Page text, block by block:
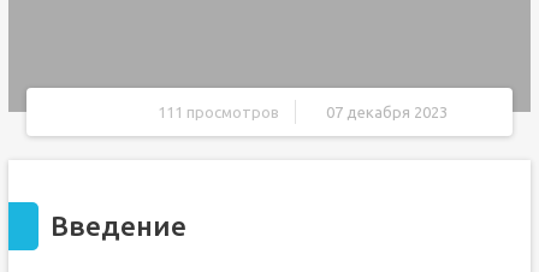
111 просмотров 07 декабря 2023
Введение